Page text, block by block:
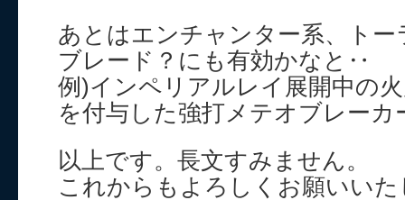
あとはエンチャンター系、ト
ブレード？にも有効かなと‥
例)インペリアルレイ展開中の
を付与した強打メテオブレーカ
以上です。長文すみません。
これからもよろしくお願いい